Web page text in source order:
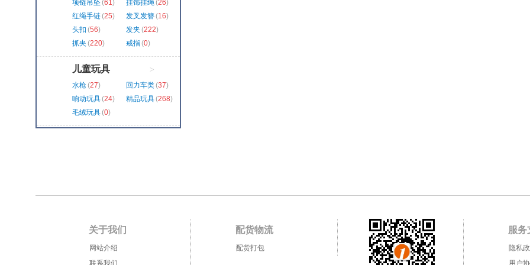
项链吊坠(61) 挂饰挂绳(26)
红绳手链(25) 发叉发簪(16)
头扣 (56) 发夹 (222)
抓夹 (220) 戒指(0)
>
儿童玩具
水枪(27) 回力车类(37)
响动玩具(24) 精品玩具(268)
毛绒玩具(0)
关于我们
网站介绍
联系我们
配货物流
配货打包
服务
隐私
用户